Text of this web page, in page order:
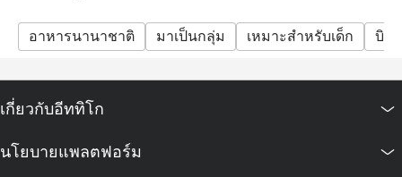
อาหารนานาชาติ มาเป็นกลุ่ม เหมาะสำหรับเด็ก บิส
เกี่ยวกับอีททิโก
นโยบายแพลตฟอร์ม